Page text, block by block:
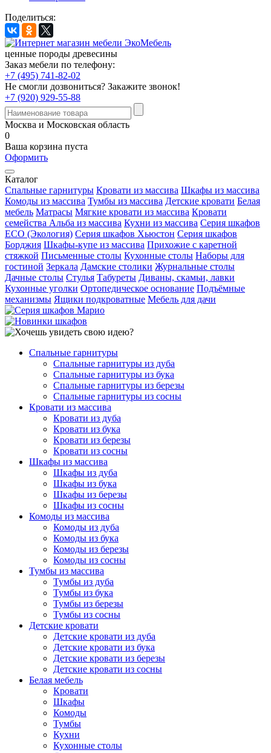
Поделиться:
ценные породы древесины
Заказ мебели по телефону:
+7 (495) 741-82-02
Не смогли дозвониться? Закажите звонок!
+7 (920) 929-55-88
Москва и Московская область
0
Ваша корзина пуста
Оформить
Каталог
Спальные гарнитуры Кровати из массива Шкафы из массива
Комоды из массива Тумбы из массива Детские кровати Белая
мебель Матрасы Мягкие кровати из массива Кровати
семейства Альба из массива Кухни из массива Серия шкафов
ECO (Экология) Серия шкафов Хьюстон Серия шкафов
Борджия Шкафы-купе из массива Прихожие с каретной
стяжкой Письменные столы Кухонные столы Наборы для
гостиной Зеркала Дамские столики Журнальные столы
Дачные столы Стулья Табуреты Диваны, скамьи, лавки
Кухонные уголки Ортопедическое основание Подъёмные
механизмы Ящики подкроватные Мебель для дачи
Спальные гарнитуры
Спальные гарнитуры из дуба
Спальные гарнитуры из бука
Спальные гарнитуры из березы
Спальные гарнитуры из сосны
Кровати из массива
Кровати из дуба
Кровати из бука
Кровати из березы
Кровати из сосны
Шкафы из массива
Шкафы из дуба
Шкафы из бука
Шкафы из березы
Шкафы из сосны
Комоды из массива
Комоды из дуба
Комоды из бука
Комоды из березы
Комоды из сосны
Тумбы из массива
Тумбы из дуба
Тумбы из бука
Тумбы из березы
Тумбы из сосны
Детские кровати
Детские кровати из дуба
Детские кровати из бука
Детские кровати из березы
Детские кровати из сосны
Белая мебель
Кровати
Шкафы
Комоды
Тумбы
Кухни
Кухонные столы